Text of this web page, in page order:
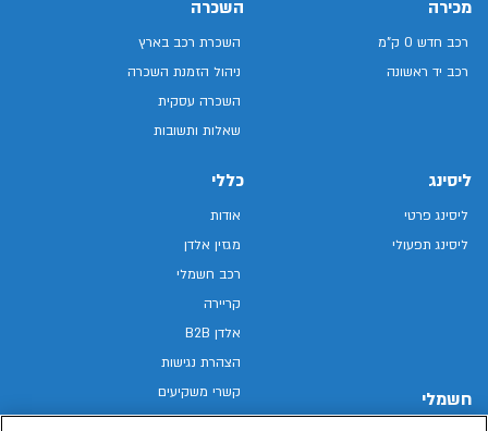
מכירה
רכב חדש 0 ק"מ
רכב יד ראשונה
השכרה
השכרת רכב בארץ
ניהול הזמנת השכרה
השכרה עסקית
שאלות ותשובות
ליסינג
ליסינג פרטי
ליסינג תפעולי
חשמלי
כללי
אודות
מגזין אלדן
רכב חשמלי
קריירה
אלדן B2B
הצהרת נגישות
קשרי משקיעים
מפת האתר